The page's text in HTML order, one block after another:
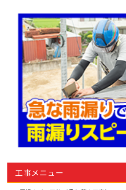
工事メニュー